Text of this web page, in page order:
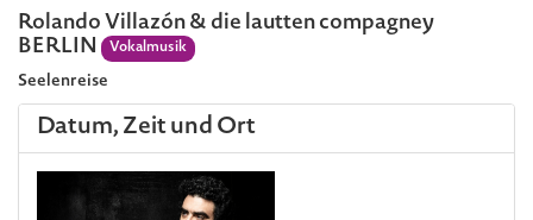
Rolando Villazón & die lautten compagney
BERLIN
Vokalmusik
Seelenreise
Datum, Zeit und Ort